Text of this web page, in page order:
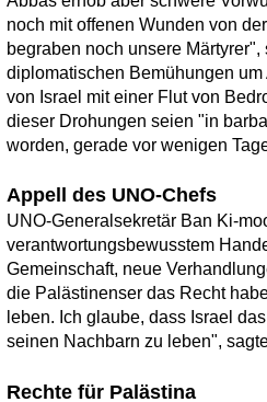
noch mit offenen Wunden von
begraben noch unsere
diplomatischen Bemühungen
von Israel mit einer Flut von
dieser Drohungen seien "in
worden, gerade vor wenigen
Appell des UNO-Chefs
UNO-Generalsekretär Ban Ki-
verantwortungsbewusstem
Gemeinschaft, neue
die Palästinenser das Recht
leben. Ich glaube, dass Israel
seinen Nachbarn zu leben",
Rechte für Palästina